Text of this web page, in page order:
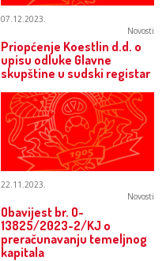
07.12.2023.
Novosti
Priopćenje Koestlin d.d. o
upisu odluke Glavne
skupštine u sudski registar
22.11.2023.
Novosti
Obavijest br. O-
13825/2023-2/KJ o
preračunavanju temeljnog
kapitala